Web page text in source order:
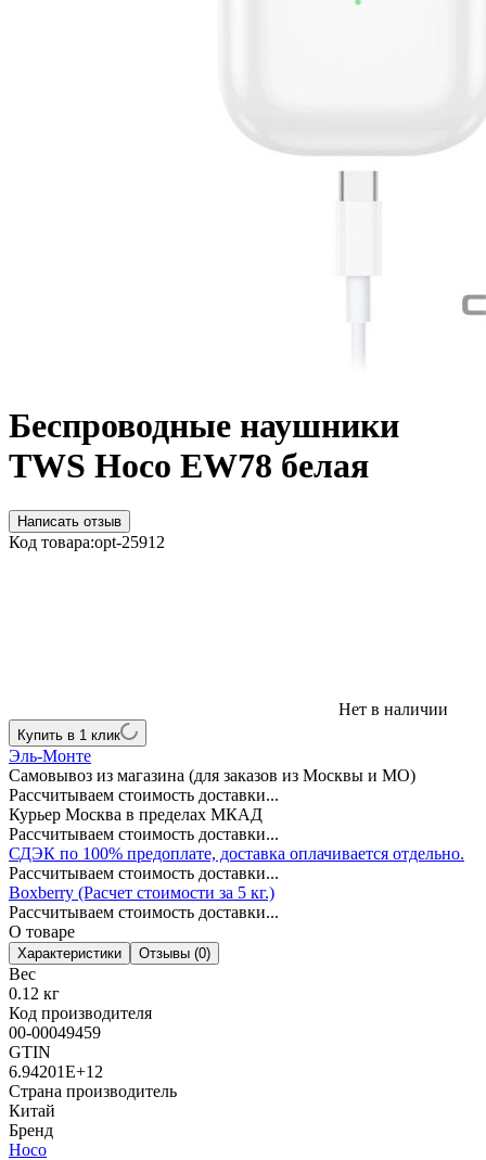
Беспроводные наушники
TWS Hoco EW78 белая
Написать отзыв
Код товара:opt-25912
Нет в наличии
Купить в 1 клик
Эль-Монте
Самовывоз из магазина (для заказов из Москвы и МО)
Рассчитываем стоимость доставки...
Курьер Москва в пределах МКАД
Рассчитываем стоимость доставки...
СДЭК по 100% предоплате, доставка оплачивается отдельно.
Рассчитываем стоимость доставки...
Boxberry (Расчет стоимости за 5 кг.)
Рассчитываем стоимость доставки...
О товаре
Характеристики Отзывы (0)
Вес
0.12 кг
Код производителя
00-00049459
GTIN
6.94201E+12
Страна производитель
Китай
Бренд
Hoco